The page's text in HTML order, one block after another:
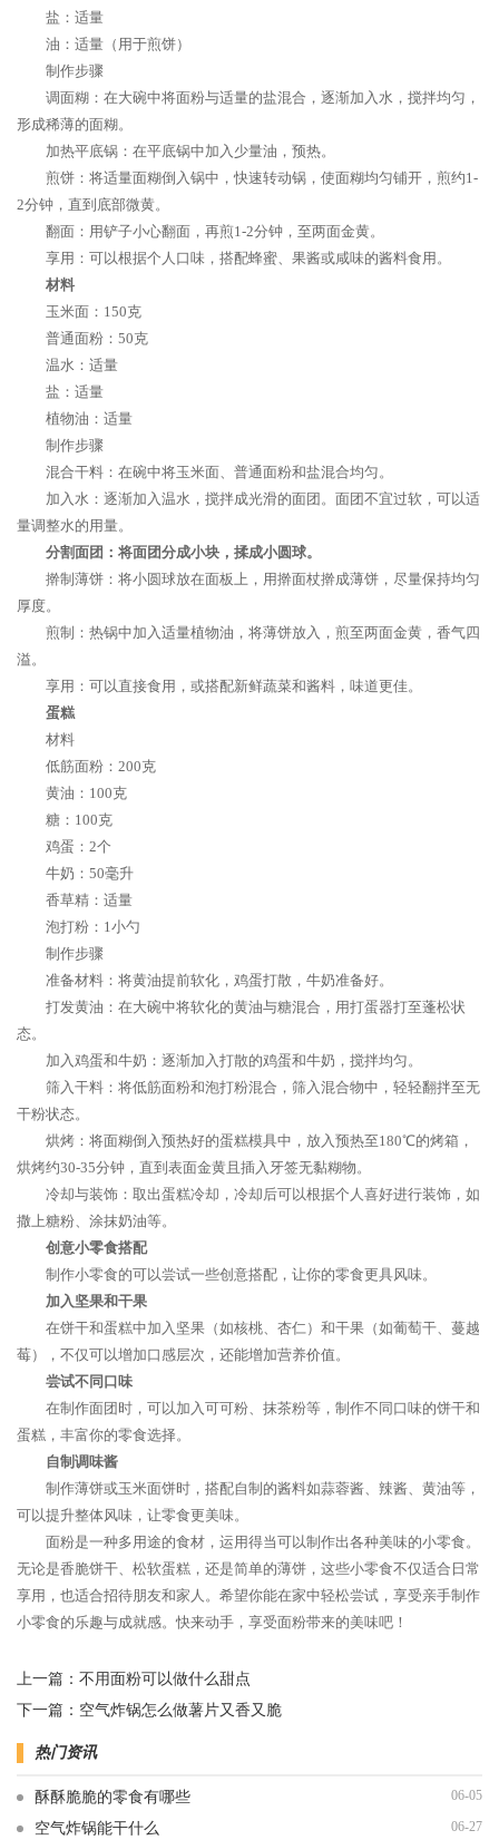
盐：适量
油：适量（用于煎饼）
制作步骤
调面糊：在大碗中将面粉与适量的盐混合，逐渐加入水，搅拌均匀，
形成稀薄的面糊。
加热平底锅：在平底锅中加入少量油，预热。
煎饼：将适量面糊倒入锅中，快速转动锅，使面糊均匀铺开，煎约1-
2分钟，直到底部微黄。
翻面：用铲子小心翻面，再煎1-2分钟，至两面金黄。
享用：可以根据个人口味，搭配蜂蜜、果酱或咸味的酱料食用。
材料
玉米面：150克
普通面粉：50克
温水：适量
盐：适量
植物油：适量
制作步骤
混合干料：在碗中将玉米面、普通面粉和盐混合均匀。
加入水：逐渐加入温水，搅拌成光滑的面团。面团不宜过软，可以适
量调整水的用量。
分割面团：将面团分成小块，揉成小圆球。
擀制薄饼：将小圆球放在面板上，用擀面杖擀成薄饼，尽量保持均匀
厚度。
煎制：热锅中加入适量植物油，将薄饼放入，煎至两面金黄，香气四
溢。
享用：可以直接食用，或搭配新鲜蔬菜和酱料，味道更佳。
蛋糕
材料
低筋面粉：200克
黄油：100克
糖：100克
鸡蛋：2个
牛奶：50毫升
香草精：适量
泡打粉：1小勺
制作步骤
准备材料：将黄油提前软化，鸡蛋打散，牛奶准备好。
打发黄油：在大碗中将软化的黄油与糖混合，用打蛋器打至蓬松状
态。
加入鸡蛋和牛奶：逐渐加入打散的鸡蛋和牛奶，搅拌均匀。
筛入干料：将低筋面粉和泡打粉混合，筛入混合物中，轻轻翻拌至无
干粉状态。
烘烤：将面糊倒入预热好的蛋糕模具中，放入预热至180℃的烤箱，
烘烤约30-35分钟，直到表面金黄且插入牙签无黏糊物。
冷却与装饰：取出蛋糕冷却，冷却后可以根据个人喜好进行装饰，如
撒上糖粉、涂抹奶油等。
创意小零食搭配
制作小零食的可以尝试一些创意搭配，让你的零食更具风味。
加入坚果和干果
在饼干和蛋糕中加入坚果（如核桃、杏仁）和干果（如葡萄干、蔓越
莓），不仅可以增加口感层次，还能增加营养价值。
尝试不同口味
在制作面团时，可以加入可可粉、抹茶粉等，制作不同口味的饼干和
蛋糕，丰富你的零食选择。
自制调味酱
制作薄饼或玉米面饼时，搭配自制的酱料如蒜蓉酱、辣酱、黄油等，
可以提升整体风味，让零食更美味。
面粉是一种多用途的食材，运用得当可以制作出各种美味的小零食。
无论是香脆饼干、松软蛋糕，还是简单的薄饼，这些小零食不仅适合日常
享用，也适合招待朋友和家人。希望你能在家中轻松尝试，享受亲手制作
小零食的乐趣与成就感。快来动手，享受面粉带来的美味吧！
上一篇： 不用面粉可以做什么甜点
下一篇： 空气炸锅怎么做薯片又香又脆
热门资讯
酥酥脆脆的零食有哪些 06-05
空气炸锅能干什么 06-27